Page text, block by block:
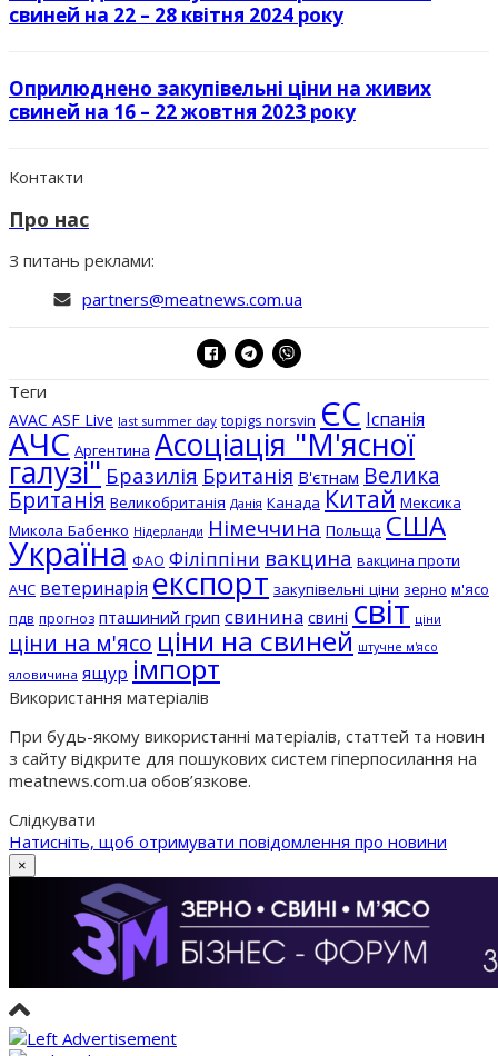
свиней на 22 – 28 квітня 2024 року
Оприлюднено закупівельні ціни на живих
свиней на 16 – 22 жовтня 2023 року
Контакти
Про нас
З питань реклами:
partners@meatnews.com.ua
Теги
AVAC ASF Live last summer day topigs norsvin ЄС Іспанія
АЧС Аргентина Асоціація "М'ясної
галузі" Бразилія Британія В'єтнам Велика
Британія Великобританія Данія Канада Китай Мексика
Микола Бабенко Нідерланди Німеччина Польща США
Україна ФАО Філіппіни вакцина вакцина проти
АЧС ветеринарія експорт закупівельні ціни зерно м'ясо
пдв прогноз пташиний грип свинина свині світ ціни
ціни на м'ясо ціни на свиней штучне м'ясо
яловичина ящур імпорт
Використання матеріалів
При будь-якому використанні матеріалів, статтей та новин
з сайту відкрите для пошукових систем гіперпосилання на
meatnews.com.ua обов’язкове.
Слідкувати
Натисніть, щоб отримувати повідомлення про новини
×